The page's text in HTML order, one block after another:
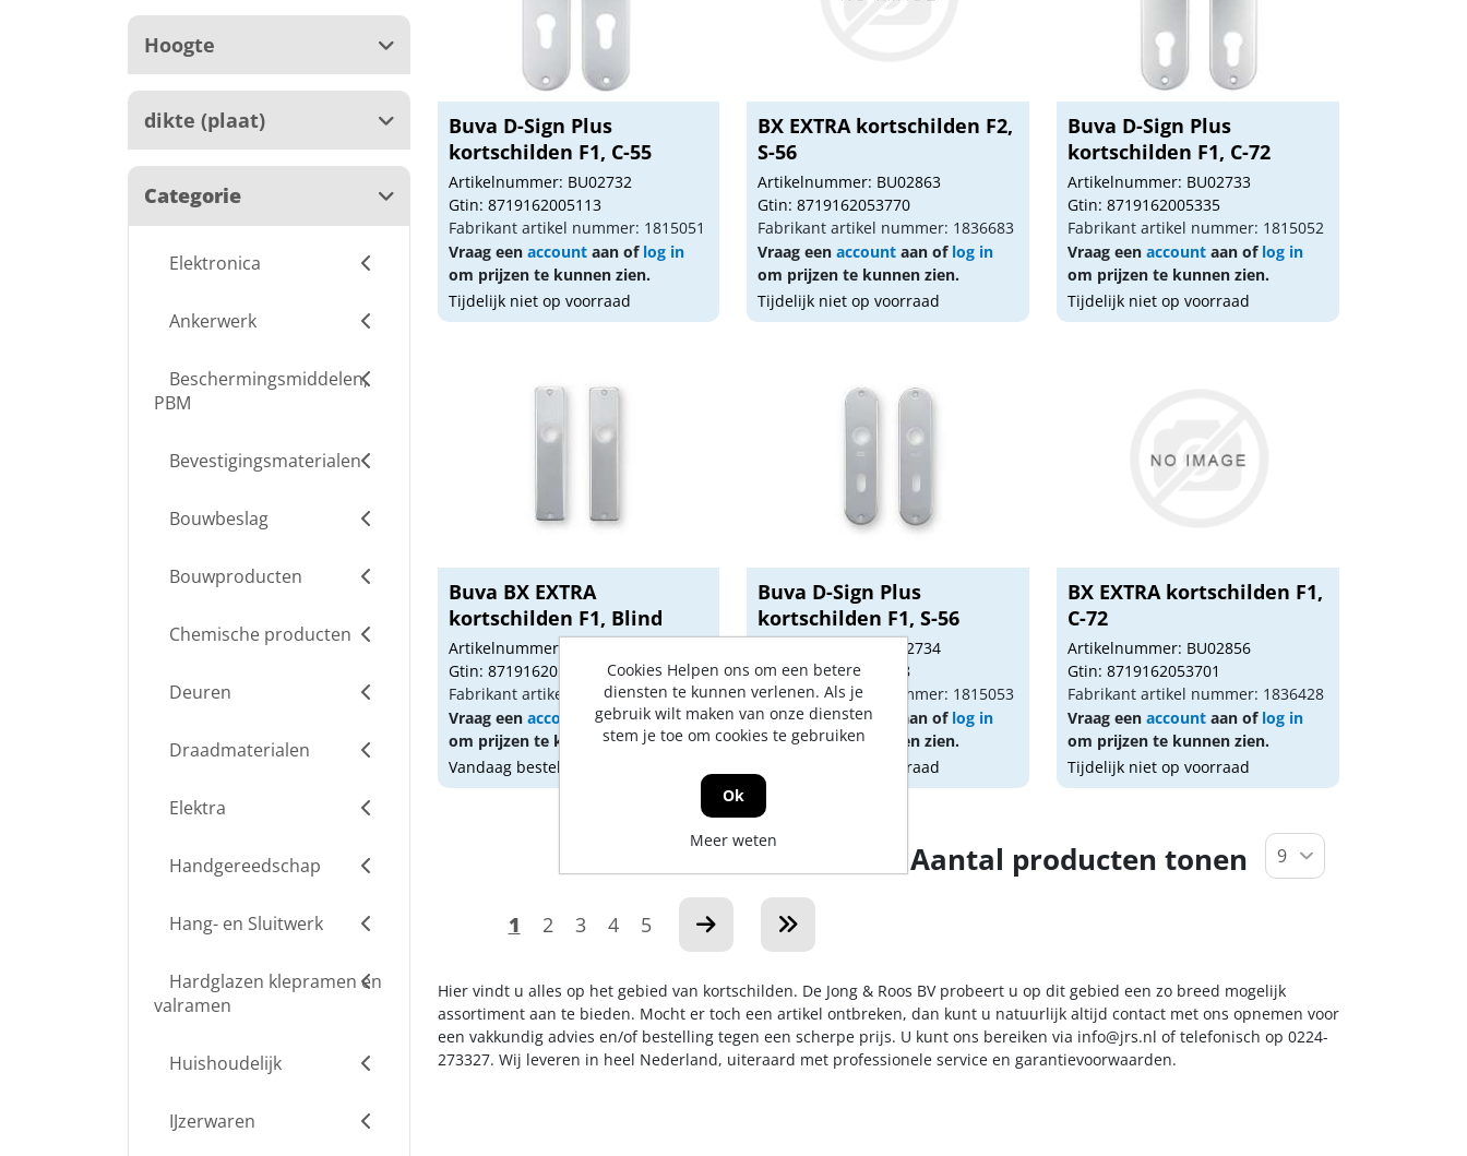
Hoogte
dikte (plaat)
Categorie
Elektronica
Ankerwerk
Beschermingsmiddelen,
PBM
Bevestigingsmaterialen
Bouwbeslag
Bouwproducten
Chemische producten
Deuren
Draadmaterialen
Elektra
Handgereedschap
Hang- en Sluitwerk
Hardglazen klepramen en
valramen
Huishoudelijk
IJzerwaren
Buva D-Sign Plus
kortschilden F1, C-55
Artikelnummer: BU02732
Gtin: 8719162005113
Fabrikant artikel nummer: 1815051
Vraag een accountaan of log in
om prijzen te kunnen zien.
Tijdelijk niet op voorraad
BX EXTRA kortschilden F2,
S-56
Artikelnummer: BU02863
Gtin: 8719162053770
Fabrikant artikel nummer: 1836683
Vraag eenaccount aan of log in
om prijzen te kunnen zien.
Tijdelijk niet op voorraad
Buva D-Sign Plus
kortschilden F1, C-72
Artikelnummer: BU02733
Gtin: 8719162005335
Fabrikant artikel nummer: 1815052
Vraag eenaccount aan of log in
om prijzen te kunnen zien.
Tijdelijk niet op voorraad
Buva BX EXTRA
kortschilden F1, Blind
Artikelnummer: BU02845
Gtin: 8719162053589
Fabrikant artikel nummer: 1836006
Vraag een account aan oflog in
om prijzen te kunnen zien.
Vandaag besteld, morgen geleverd
Buva D-Sign Plus
kortschilden F1, S-56
Artikelnummer: BU02734
Gtin: 8719162005328
Fabrikant artikel nummer: 1815053
Vraag eenaccount aan of log in
om prijzen te kunnen zien.
Tijdelijk niet op voorraad
BX EXTRA kortschilden F1,
C-72
Artikelnummer: BU02856
Gtin: 8719162053701
Fabrikant artikel nummer: 1836428
Vraag eenaccount aan of log in
om prijzen te kunnen zien.
Tijdelijk niet op voorraad
1 2 3 4 5
Aantal producten tonen
Hier vindt u alles op het gebied van kortschilden. De Jong & Roos BV probeert u op dit gebied een zo breed mogelijk
assortiment aan te bieden. Mocht er toch een artikel ontbreken, dan kunt u natuurlijk altijd contact met ons opnemen voor
een vakkundig advies en/of bestelling tegen een scherpe prijs. U kunt ons bereiken via info@jrs.nl of telefonisch op 0224-
273327. Wij leveren in heel Nederland, uiteraard met professionele service en garantievoorwaarden.
Cookies Helpen ons om een betere
diensten te kunnen verlenen. Als je
gebruik wilt maken van onze diensten
stem je toe om cookies te gebruiken
Ok
Meer weten